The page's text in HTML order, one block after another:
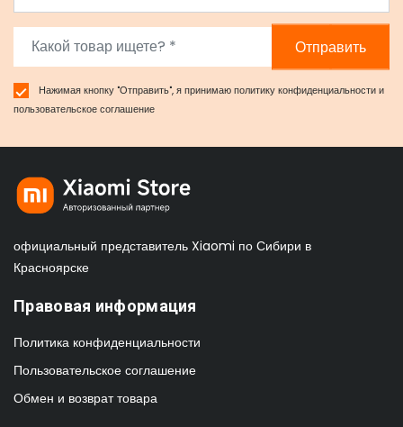
Отправить
Нажимая кнопку "Отправить", я принимаюполитику конфиденциальностии
пользовательское соглашение
официальный представитель Xiaomi по Сибири в
Красноярске
Правовая информация
Политика конфиденциальности
Пользовательское соглашение
Обмен и возврат товара